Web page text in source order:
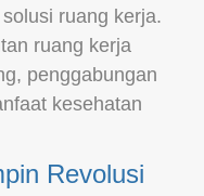
ruang kerja.
ruang kerja
penggabungan
kesehatan
Revolusi